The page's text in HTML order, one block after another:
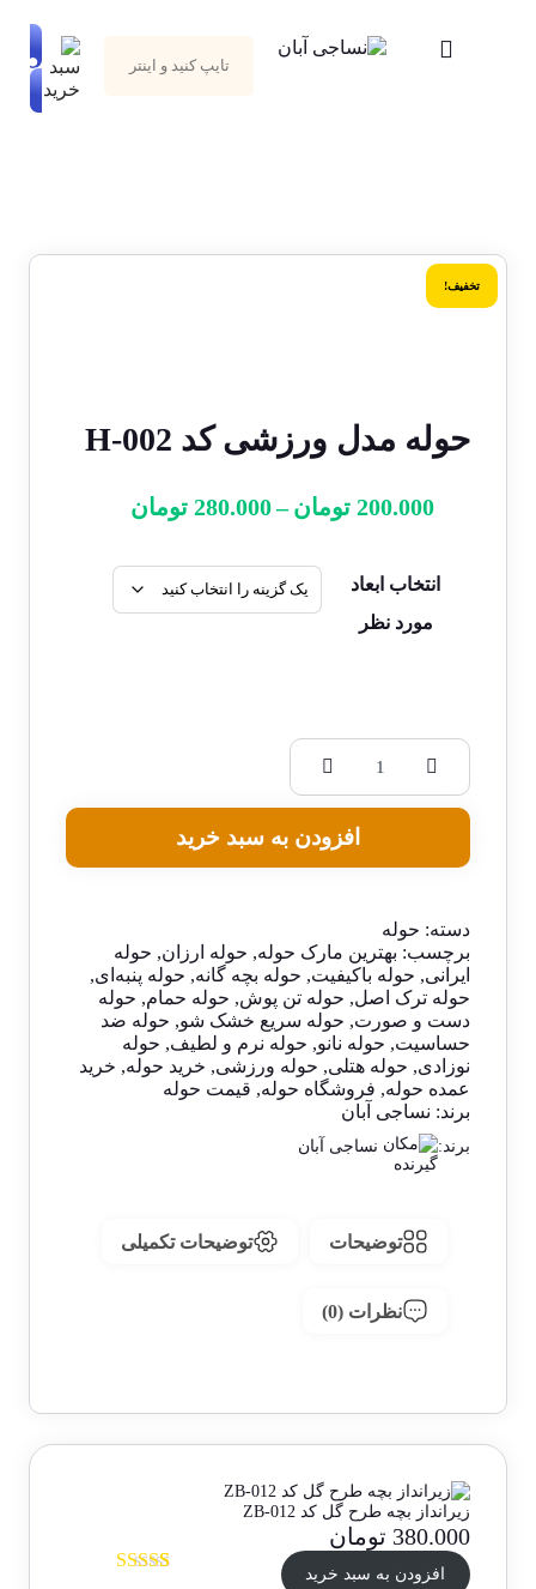
تخفیف!
حوله مدل ورزشی کد H-002
200.000 تومان –
280.000 تومان
انتخاب ابعاد
مورد نظر
افزودن به سبد خرید
دسته: حوله
برچسب: بهترین مارک حوله, حوله ارزان, حوله
ایرانی, حوله باکیفیت, حوله بچه گانه, حوله پنبه‌ای,
حوله ترک اصل, حوله تن پوش, حوله حمام, حوله
دست و صورت, حوله سریع خشک شو, حوله ضد
حساسیت, حوله نانو, حوله نرم و لطیف, حوله
نوزادی, حوله هتلی, حوله ورزشی, خرید حوله, خرید
عمده حوله, فروشگاه حوله, قیمت حوله
برند: نساجی آبان
برند: نساجی آبان
توضیحات توضیحات تکمیلی
نظرات (0)
زیرانداز بچه طرح گل کد ZB-012
380.000 تومان
افزودن به سبد خرید